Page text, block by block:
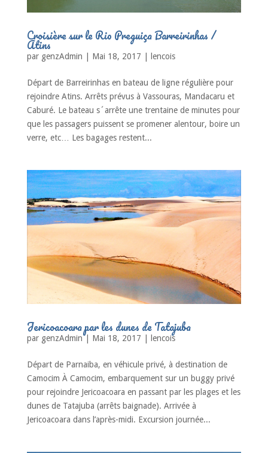
Croisière sur le Rio Preguiça Barreirinhas /
Atins
par genzAdmin Mai 18, 2017 lencois
Départ de Barreirinhas en bateau de ligne régulière pour
rejoindre Atins. Arrêts prévus à Vassouras, Mandacaru et
Caburé. Le bateau s´arrête une trentaine de minutes pour
que les passagers puissent se promener alentour, boire un
verre, etc… Les bagages restent...
Jericoacoara par les dunes de Tatajuba
par genzAdmin| Mai 18, 2017 lencois
Départ de Parnaiba, en véhicule privé, à destination de
Camocim À Camocim, embarquement sur un buggy privé
pour rejoindre Jericoacoara en passant par les plages et les
dunes de Tatajuba (arrêts baignade). Arrivée à
Jericoacoara dans l’après-midi. Excursion journée...